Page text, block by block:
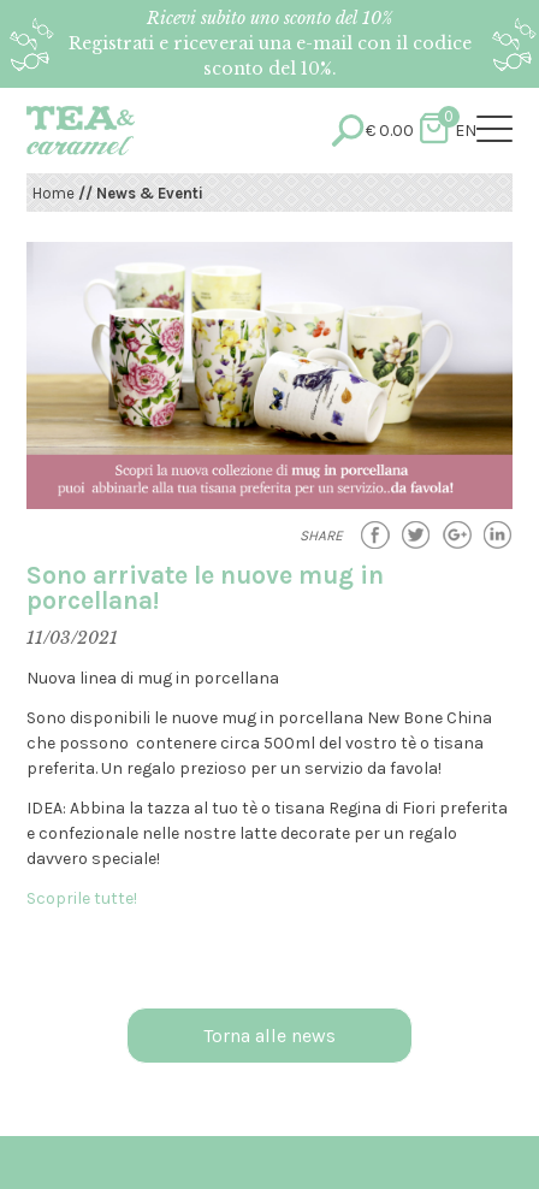
Ricevi subito uno sconto del 10%
Registrati e riceverai una e-mail con il codice
sconto del 10%.
€0.00
0
EN
Home// News & Eventi
SHARE
Sono arrivate le nuove mug in
porcellana!
11/03/2021
Nuova linea di mug in porcellana
Sono disponibili le nuove mug in porcellana New Bone China
che possono contenere circa 500ml del vostro tè o tisana
preferita. Un regalo prezioso per un servizio da favola!
IDEA: Abbina la tazza al tuo tè o tisana Regina di Fiori preferita
e confezionale nelle nostre latte decorate per un regalo
davvero speciale!
Scoprile tutte!
Torna alle news